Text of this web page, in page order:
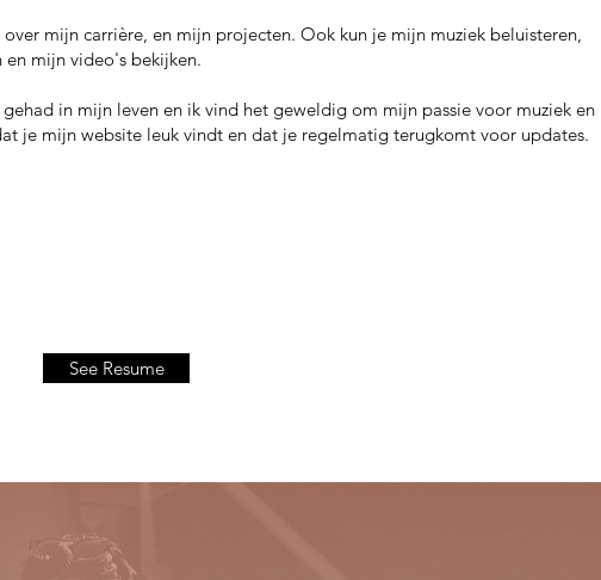
mijn carrière, en mijn projecten. Ook kun je mijn muziek beluisteren,
mijn video's bekijken.
in mijn leven en ik vind het geweldig om mijn passie voor muziek en
je mijn website leuk vindt en dat je regelmatig terugkomt voor updates.
See Resume